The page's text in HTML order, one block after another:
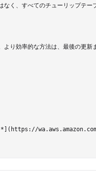
く、すべてのチューリップテー
り効率的な方法は、最後の更新
wa.aws.amazon.com/